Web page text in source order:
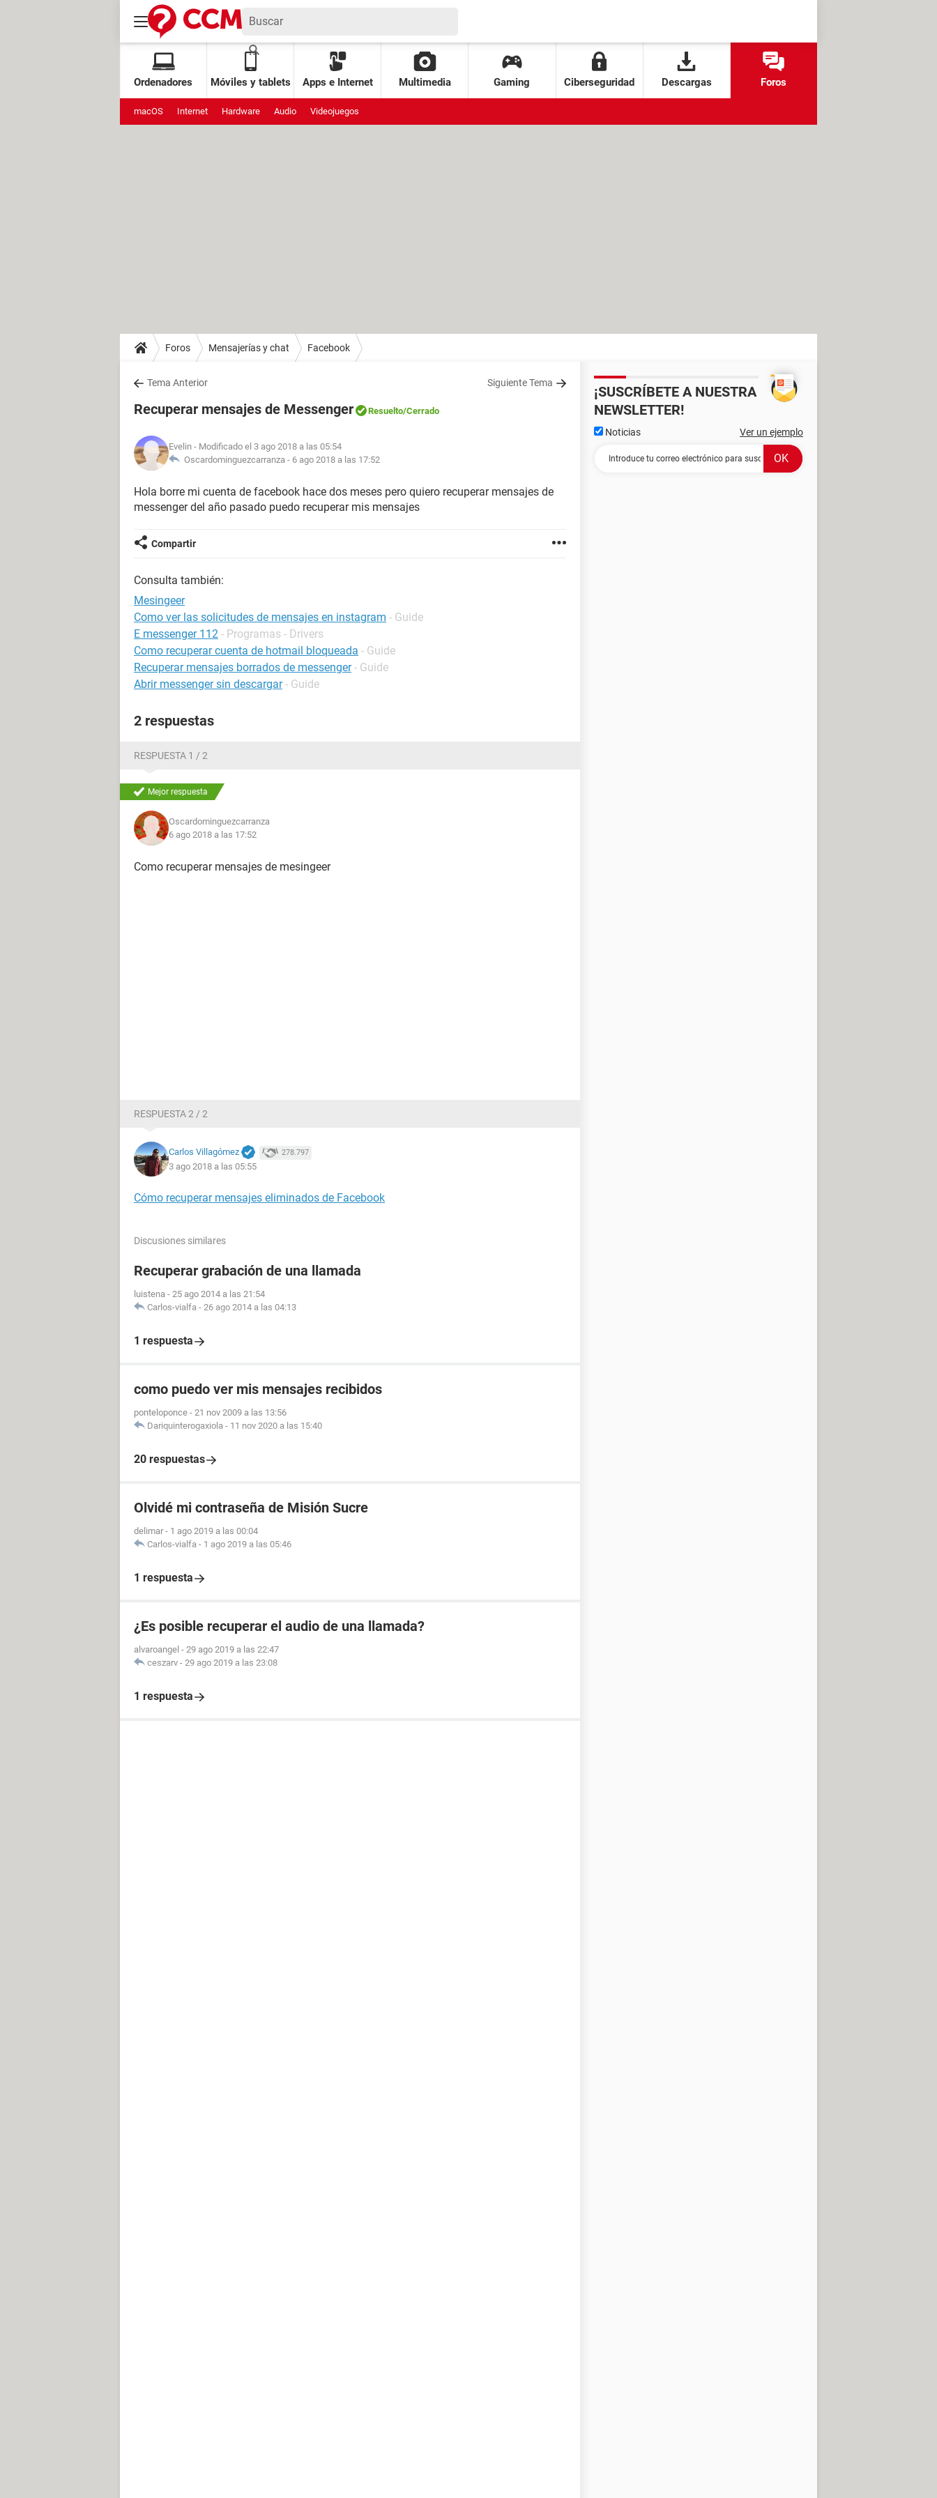
Ordenadores Móviles y tablets Apps e Internet Multimedia Gaming Ciberseguridad Descargas Foros
macOS Internet Hardware Audio Videojuegos
Foros Mensajerías y chat Facebook
Tema Anterior Siguiente Tema
Recuperar mensajes de Messenger Resuelto/Cerrado
Evelin - Modificado el 3 ago 2018 a las 05:54
Oscardominguezcarranza - 6 ago 2018 a las 17:52
Hola borre mi cuenta de facebook hace dos meses pero quiero recuperar mensajes de
messenger del año pasado puedo recuperar mis mensajes
Compartir
Consulta también:
Mesingeer
Como ver las solicitudes de mensajes en instagram - Guide
E messenger 112 - Programas - Drivers
Como recuperar cuenta de hotmail bloqueada - Guide
Recuperar mensajes borrados de messenger - Guide
Abrir messenger sin descargar - Guide
2 respuestas
RESPUESTA 1 / 2
Mejor respuesta
Oscardominguezcarranza
6 ago 2018 a las 17:52
Como recuperar mensajes de mesingeer
RESPUESTA 2 / 2
Carlos Villagómez 278.797
3 ago 2018 a las 05:55
Cómo recuperar mensajes eliminados de Facebook
Discusiones similares
Recuperar grabación de una llamada
luistena - 25 ago 2014 a las 21:54
Carlos-vialfa - 26 ago 2014 a las 04:13
1 respuesta
como puedo ver mis mensajes recibidos
ponteloponce - 21 nov 2009 a las 13:56
Dariquinterogaxiola - 11 nov 2020 a las 15:40
20 respuestas
Olvidé mi contraseña de Misión Sucre
delimar - 1 ago 2019 a las 00:04
Carlos-vialfa - 1 ago 2019 a las 05:46
1 respuesta
¿Es posible recuperar el audio de una llamada?
alvaroangel - 29 ago 2019 a las 22:47
ceszarv - 29 ago 2019 a las 23:08
1 respuesta
¡SUSCRÍBETE A NUESTRA
NEWSLETTER!
Noticias Ver un ejemplo